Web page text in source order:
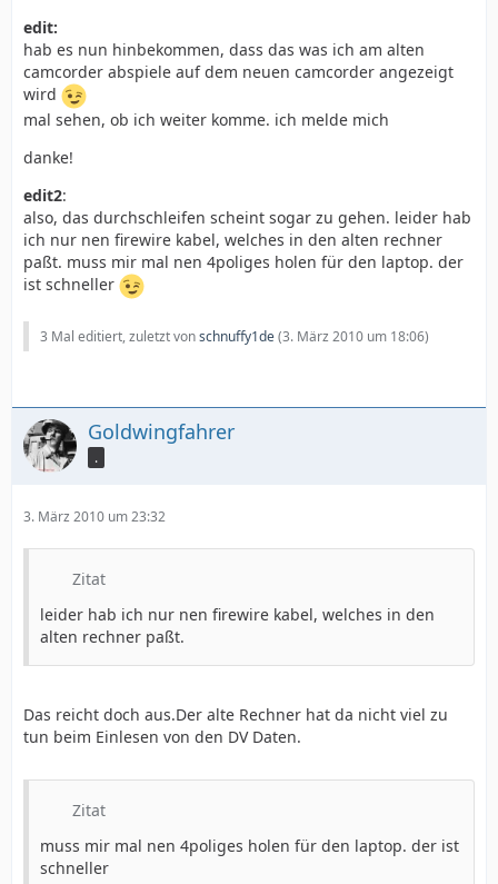
edit:
hab es nun hinbekommen, dass das was ich am alten
camcorder abspiele auf dem neuen camcorder angezeigt
wird
mal sehen, ob ich weiter komme. ich melde mich
danke!
edit2:
also, das durchschleifen scheint sogar zu gehen. leider hab
ich nur nen firewire kabel, welches in den alten rechner
paßt. muss mir mal nen 4poliges holen für den laptop. der
ist schneller
3 Mal editiert, zuletzt vonschnuffy1de(3. März 2010 um 18:06)
Goldwingfahrer
.
3. März 2010 um 23:32
Zitat
leider hab ich nur nen firewire kabel, welches in den
alten rechner paßt.
Das reicht doch aus.Der alte Rechner hat da nicht viel zu
tun beim Einlesen von den DV Daten.
Zitat
muss mir mal nen 4poliges holen für den laptop. der ist
schneller